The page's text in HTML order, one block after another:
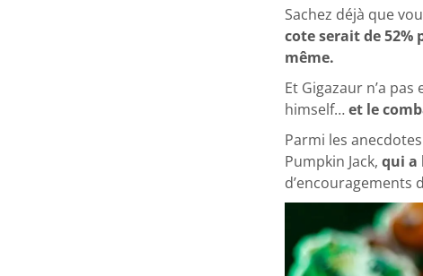
Sachez déjà que
cote serait de 52%
même.
Et Gigazaur n’a
himself…et le
Parmi les
Pumpkin Jack,qui a
d’encouragements